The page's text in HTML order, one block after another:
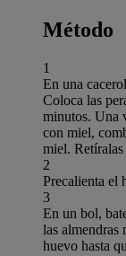
Método
1
En una
Coloca las
minutos. Una
con miel,
miel.
2
Precalienta el
3
En un bol,
las almendras
huevo hasta